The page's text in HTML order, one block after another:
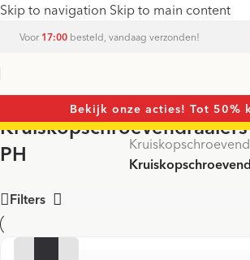
Skip to navigation Skip to main content
Voor 17:00 besteld, vandaag verzonden!
Bekijk onze acties! Tot 50%
Kruiskopschroevendraaiers
PH
Home/
Filters